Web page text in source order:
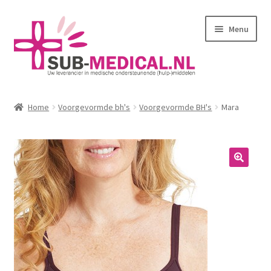
door
naar
navigatie
naar
de
inhoud
Menu
Kleding
Corseletten
Pantybroekjes
Badmode
Home Voorgevormde bh's Voorgevormde BH's Mara